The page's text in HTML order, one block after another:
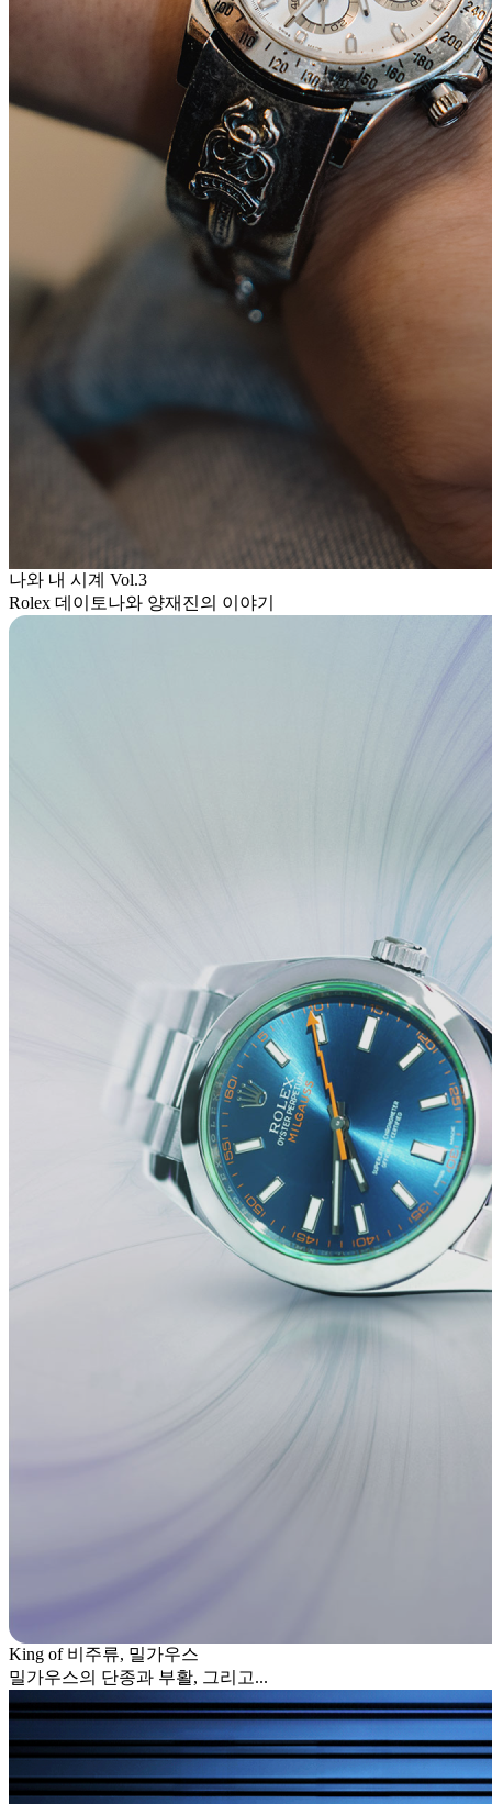
나와 내 시계 Vol.3
Rolex 데이토나와 양재진의 이야기
King of 비주류, 밀가우스
밀가우스의 단종과 부활, 그리고...